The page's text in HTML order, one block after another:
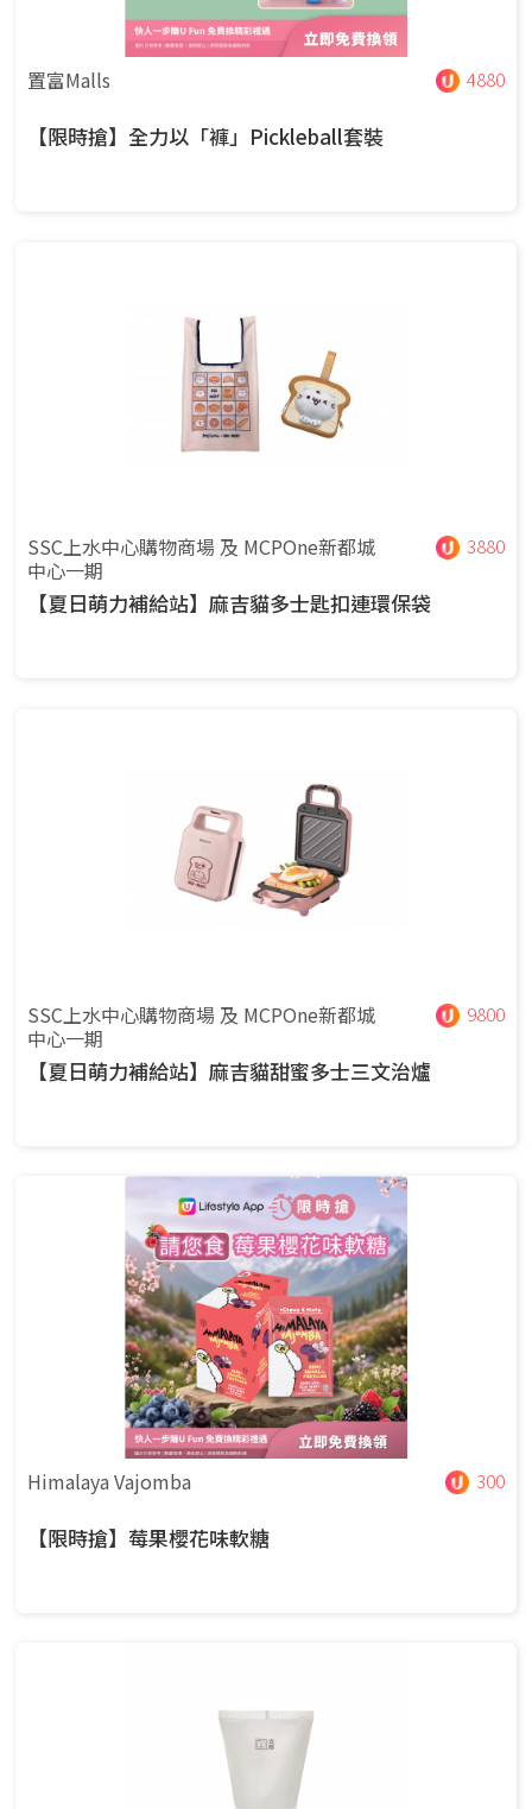
置富Malls 4880
【限時搶】全力以「褲」Pickleball套裝
SSC上水中心購物商場 及 MCPOne新都城
中心一期
3880
【夏日萌力補給站】麻吉貓多士匙扣連環保袋
SSC上水中心購物商場 及 MCPOne新都城
中心一期
9800
【夏日萌力補給站】麻吉貓甜蜜多士三文治爐
Himalaya Vajomba 300
【限時搶】莓果櫻花味軟糖